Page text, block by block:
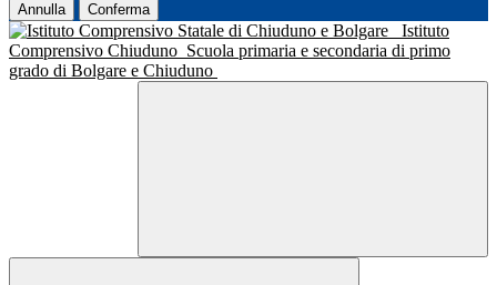
Annulla Conferma
Istituto
Comprensivo Chiuduno Scuola primaria e secondaria di primo
grado di Bolgare e Chiuduno